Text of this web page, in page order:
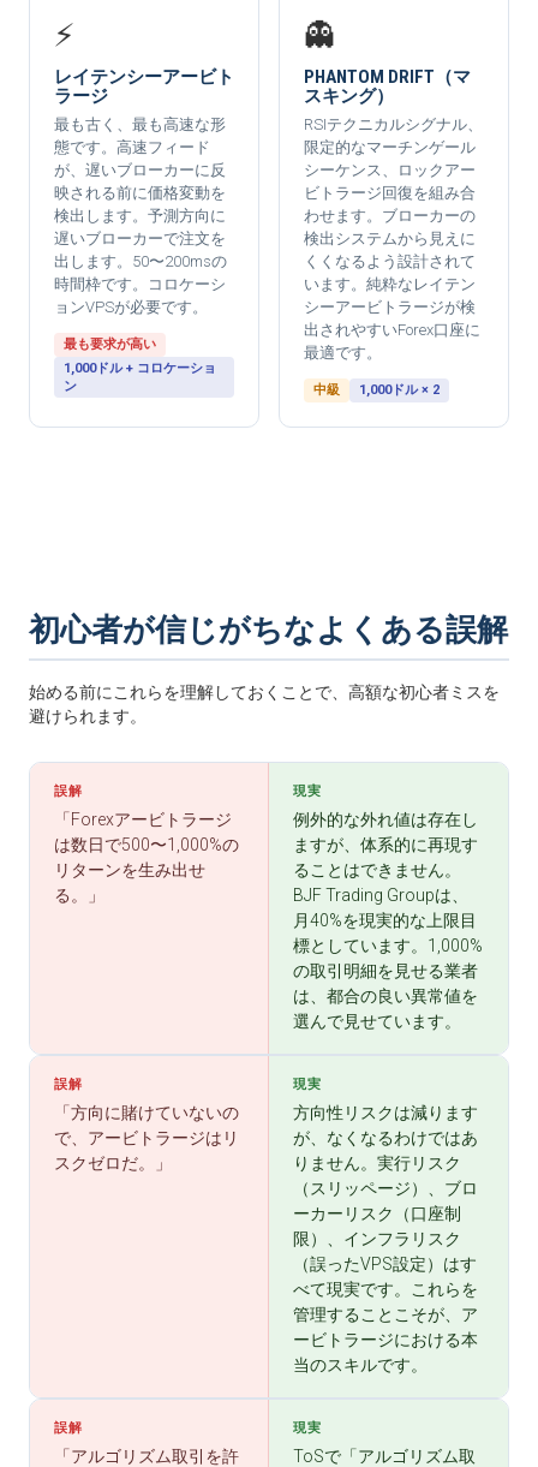
⚡
レイテンシーアービト
ラージ
最も古く、最も高速な形
態です。高速フィード
が、遅いブローカーに反
映される前に価格変動を
検出します。予測方向に
遅いブローカーで注文を
出します。50〜200msの
時間枠です。コロケーシ
ョンVPSが必要です。
最も要求が高い
1,000ドル + コロケーショ
ン
👻
PHANTOM DRIFT（マ
スキング）
RSIテクニカルシグナル、
限定的なマーチンゲール
シーケンス、ロックアー
ビトラージ回復を組み合
わせます。ブローカーの
検出システムから見えに
くくなるよう設計されて
います。純粋なレイテン
シーアービトラージが検
出されやすいForex口座に
最適です。
中級 1,000ドル × 2
初心者が信じがちなよくある誤解
始める前にこれらを理解しておくことで、高額な初心者ミスを
避けられます。
誤解
「Forexアービトラージ
は数日で500〜1,000%の
リターンを生み出せ
る。」
現実
例外的な外れ値は存在し
ますが、体系的に再現す
ることはできません。
BJF Trading Groupは、
月40%を現実的な上限目
標としています。1,000%
の取引明細を見せる業者
は、都合の良い異常値を
選んで見せています。
誤解
「方向に賭けていないの
で、アービトラージはリ
スクゼロだ。」
現実
方向性リスクは減ります
が、なくなるわけではあ
りません。実行リスク
（スリッページ）、ブロ
ーカーリスク（口座制
限）、インフラリスク
（誤ったVPS設定）はす
べて現実です。これらを
管理することこそが、ア
ービトラージにおける本
当のスキルです。
誤解
「アルゴリズム取引を許
現実
ToSで「アルゴリズム取